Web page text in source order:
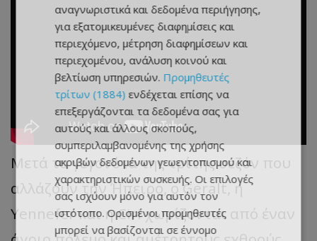
Μετά τα γεγονότα της τρίτης σεζόν που
αλλάζουν την Ήπειρο, ο Geralt, η
Yennefer και η Ciri χωρίζονται από έναν
αναγνωριστικά και δεδομένα περιήγησης,
για εξατομικευμένες διαφημίσεις και
περιεχόμενο, μέτρηση διαφημίσεων και
περιεχομένου, ανάλυση κοινού και
βελτίωση υπηρεσιών. Προμηθευτές
τρίτων (1884) ενδέχεται επίσης να
επεξεργάζονται τα δεδομένα σας για
αυτούς και άλλους σκοπούς,
συμπεριλαμβανομένης της χρήσης
ακριβών δεδομένων γεωεντοπισμού και
χαρακτηριστικών συσκευής. Οι επιλογές
σας ισχύουν μόνο για αυτόν τον
ιστότοπο. Ορισμένοι προμηθευτές
μπορεί να βασίζονται σε έννομο